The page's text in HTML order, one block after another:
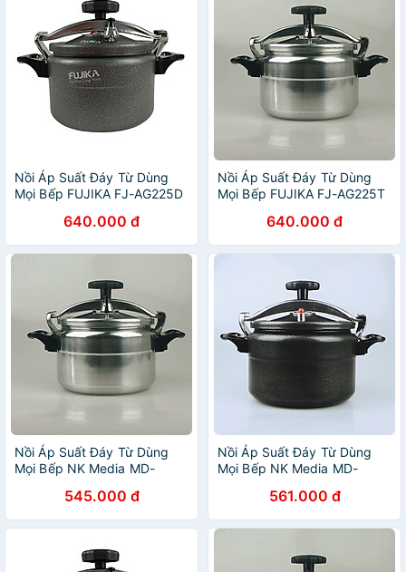
Nồi Áp Suất Đáy Từ Dùng
Mọi Bếp FUJIKA FJ-AG225D
640.000 đ
Nồi Áp Suất Đáy Từ Dùng
Mọi Bếp FUJIKA FJ-AG225T
640.000 đ
Nồi Áp Suất Đáy Từ Dùng
Mọi Bếp NK Media MD-
545.000 đ
Nồi Áp Suất Đáy Từ Dùng
Mọi Bếp NK Media MD-
561.000 đ